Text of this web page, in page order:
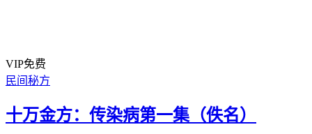
VIP免费
民间秘方
十万金方：传染病第一集（佚名）